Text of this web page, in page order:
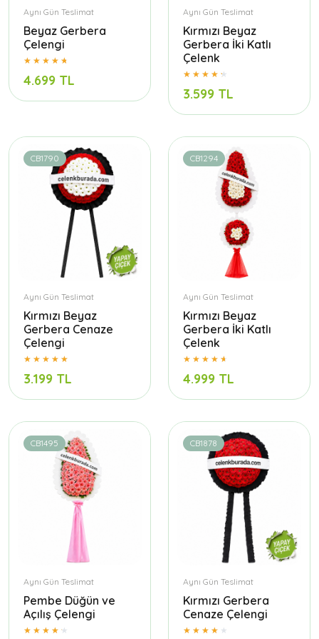
Aynı Gün Teslimat
Beyaz Gerbera
Çelengi
4.699 TL
Aynı Gün Teslimat
Kırmızı Beyaz
Gerbera İki Katlı
Çelenk
3.599 TL
CB1790
Aynı Gün Teslimat
Kırmızı Beyaz
Gerbera Cenaze
Çelengi
3.199 TL
CB1294
Aynı Gün Teslimat
Kırmızı Beyaz
Gerbera İki Katlı
Çelenk
4.999 TL
CB1495
Aynı Gün Teslimat
Pembe Düğün ve
Açılış Çelengi
CB1878
Aynı Gün Teslimat
Kırmızı Gerbera
Cenaze Çelengi